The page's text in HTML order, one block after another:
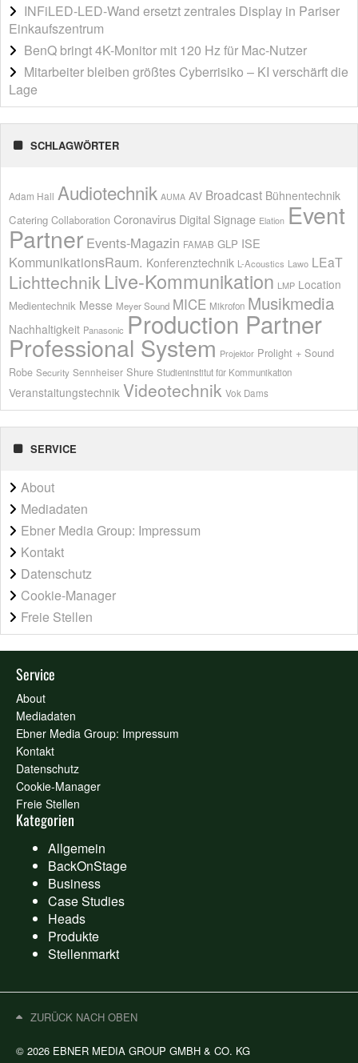
INFiLED-LED-Wand ersetzt zentrales Display in Pariser
Einkaufszentrum
BenQ bringt 4K-Monitor mit 120 Hz für Mac-Nutzer
Mitarbeiter bleiben größtes Cyberrisiko – KI verschärft die
Lage
SCHLAGWÖRTER
Adam Hall Audiotechnik AUMA AV Broadcast Bühnentechnik
Catering Collaboration Coronavirus Digital Signage Elation Event
Partner Events-Magazin FAMAB GLP ISE
KommunikationsRaum. Konferenztechnik L-Acoustics Lawo LEaT
Lichttechnik Live-Kommunikation LMP Location
Medientechnik Messe Meyer Sound MICE Mikrofon Musikmedia
Nachhaltigkeit Panasonic Production Partner
Professional System Projektor Prolight + Sound
Robe Security Sennheiser Shure Studieninstitut für Kommunikation
Veranstaltungstechnik Videotechnik Vok Dams
SERVICE
About
Mediadaten
Ebner Media Group: Impressum
Kontakt
Datenschutz
Cookie-Manager
Freie Stellen
Service
About
Mediadaten
Ebner Media Group: Impressum
Kontakt
Datenschutz
Cookie-Manager
Freie Stellen
Kategorien
Allgemein
BackOnStage
Business
Case Studies
Heads
Produkte
Stellenmarkt
© 2026 EBNER MEDIA GROUP GMBH & CO. KG
ZURÜCK NACH OBEN